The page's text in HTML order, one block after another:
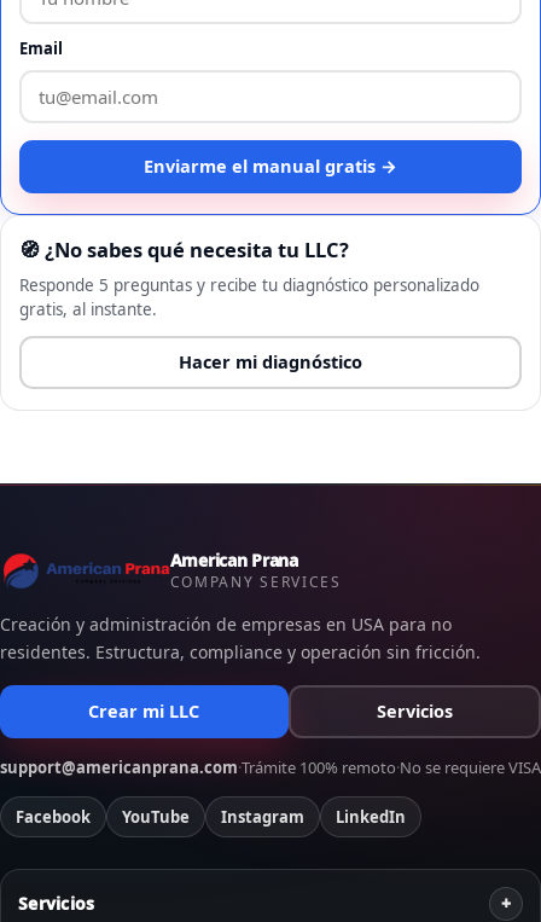
Email
Enviarme el manual gratis →
🧭 ¿No sabes qué necesita tu LLC?
Responde 5 preguntas y recibe tu diagnóstico personalizado
gratis, al instante.
Hacer mi diagnóstico
American Prana
COMPANY SERVICES
Creación y administración de empresas en USA para no
residentes. Estructura, compliance y operación sin fricción.
Crear mi LLC Servicios
support@americanprana.com·Trámite 100% remoto·No se requiere VISA
Facebook YouTube Instagram LinkedIn
Servicios